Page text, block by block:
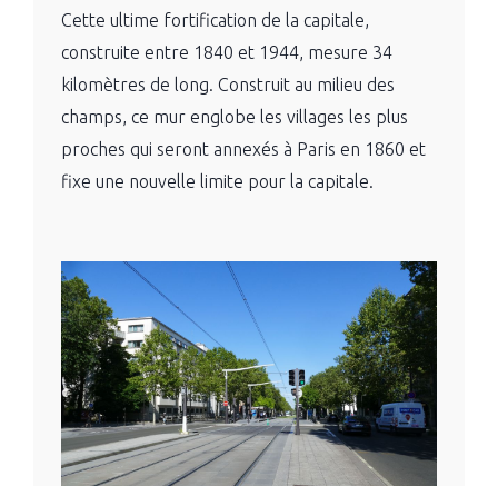
Cette ultime fortification de la capitale,
construite entre 1840 et 1944, mesure 34
kilomètres de long. Construit au milieu des
champs, ce mur englobe les villages les plus
proches qui seront annexés à Paris en 1860 et
fixe une nouvelle limite pour la capitale.